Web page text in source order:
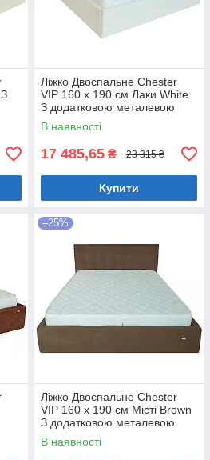
Ліжко Двоспальне Chester
VIP 160 х 190 см Лаки White
З додатковою металевою
цільнозварною рамою Білий
В наявності
17 485,65 ₴ 23 315 ₴
Купити
–25%
Ліжко Двоспальне Chester
VIP 160 х 190 см Місті Brown
З додатковою металевою
цільнозварною рамою
Коричневий
В наявності